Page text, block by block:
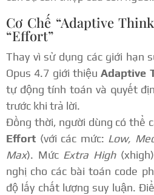
Cơ Chế “Adaptive
“Effort”
Thay vì sử dụng các giới hạn
Opus 4.7 giới thiệuAdaptive
tự động tính toán và quyết
trước khi trả lời.
Đồng thời, người dùng có thể
Effort (với các mức: Low,
Max). Mức Extra High
nghị cho các bài toán code
độ lấy chất lượng suy luận.